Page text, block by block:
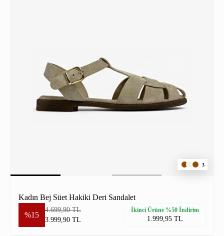
3
Kadın Bej Süet Hakiki Deri Sandalet
%15
4.699,90 TL
3.999,90 TL
İkinci Ürüne %50 İndirim
1.999,95 TL